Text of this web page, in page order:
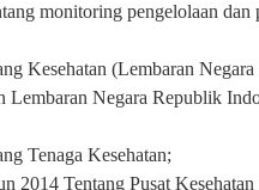
monitoring pengelolaan dan
Kesehatan (Lembaran
Lembaran Negara Republik
Tenaga Kesehatan;
2014 Tentang Pusat Kesehatan